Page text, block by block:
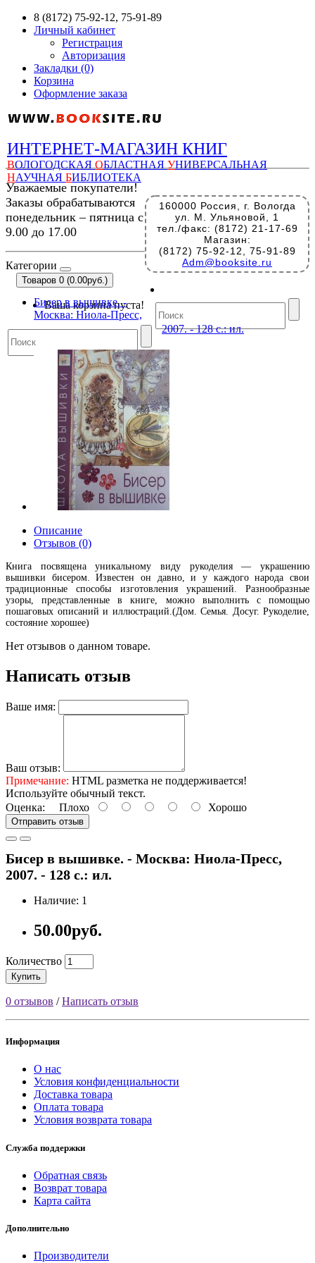
8 (8172) 75-92-12, 75-91-89
Личный кабинет
Регистрация
Авторизация
Закладки (0)
Корзина
Оформление заказа
ИНТЕРНЕТ-МАГАЗИН КНИГ
ВОЛОГОДСКАЯ ОБЛАСТНАЯ УНИВЕРСАЛЬНАЯ
НАУЧНАЯ БИБЛИОТЕКА
160000 Россия, г. Вологда
ул. М. Ульяновой, 1
тел./факс: (8172) 21-17-69
Магазин:
(8172) 75-92-12, 75-91-89
Adm@booksite.ru
Уважаемые покупатели!
Заказы обрабатываются
понедельник – пятница с
9.00 до 17.00
Категории
Товаров 0 (0.00руб.)
Ваша корзина пуста!
Бисер в вышивке. -
Москва: Ниола-Пресс,
2007. - 128 с.: ил.
Описание
Отзывов (0)
Книга посвящена уникальному виду рукоделия — украшению
вышивки бисером. Известен он давно, и у каждого народа свои
традиционные способы изготовления украшений. Разнообразные
узоры, представленные в книге, можно выполнить с помощью
пошаговых описаний и иллюстраций.(Дом. Семья. Досуг. Рукоделие,
состояние хорошее)
Нет отзывов о данном товаре.
Написать отзыв
Ваше имя:
Ваш отзыв:
Примечание: HTML разметка не поддерживается!
Используйте обычный текст.
Оценка: Плохо Хорошо
Отправить отзыв
Бисер в вышивке. - Москва: Ниола-Пресс,
2007. - 128 с.: ил.
Наличие: 1
50.00руб.
Количество
Купить
0 отзывов /Написать отзыв
Информация
О нас
Условия конфиденциальности
Доставка товара
Оплата товара
Условия возврата товара
Служба поддержки
Обратная связь
Возврат товара
Карта сайта
Дополнительно
Производители